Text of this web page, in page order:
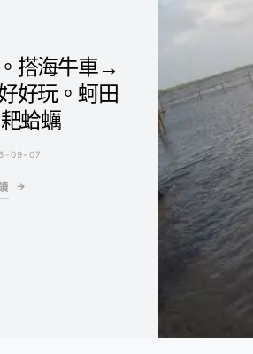
搭海牛車→
好玩。蚵田
蛤蠣
09-07